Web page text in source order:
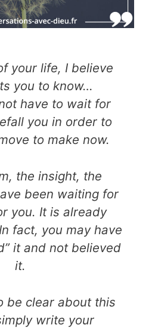
your life, I believe
you to know…
have to wait for
you in order to
to make now.
the insight, the
been waiting for
you. It is already
fact, you may have
it and not believed
it.
be clear about this
write your